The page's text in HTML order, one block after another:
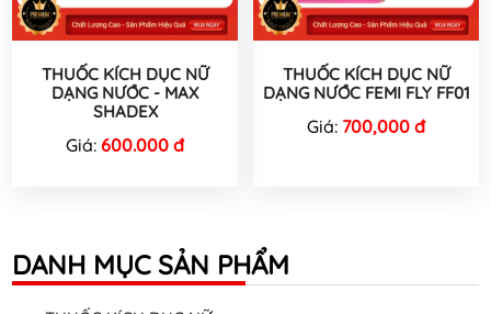
THUỐC KÍCH DỤC NỮ
DẠNG NƯỚC - MAX
SHADEX
Giá: 600.000 đ
THUỐC KÍCH DỤC NỮ
DẠNG NƯỚC FEMI FLY FF01
Giá: 700,000 đ
DANH MỤC SẢN PHẨM